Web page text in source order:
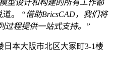
型设计和构建的所有工作都
道。
“借助BricsCAD，我们将
过程提供一站式支持。”
日本大阪市北区大冢町3-1楼